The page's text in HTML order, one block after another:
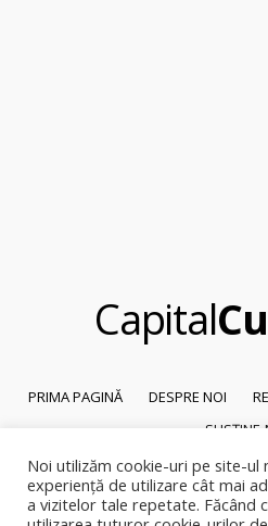
Capital
PRIMA PAGINĂ DESPRE NOI
SUSȚINE-
© 2026Capital
Reproducerea integrală sau parțială a
pagină a site-ului este posibilă numai
Noi utilizăm cookie-uri pe site-
experiență de utilizare cât mai
a vizitelor tale repetate. Făcând